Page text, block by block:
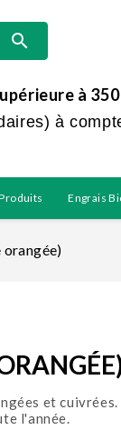
à
à

Engrais
orangée)
et cuivrées.
l'année.